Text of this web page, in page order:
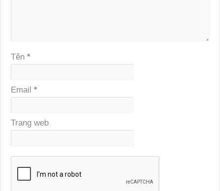
Tên*
Email*
Trang web